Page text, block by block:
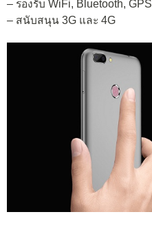
– รองรับ WiFi, Bluetooth, GPS
– สนับสนุน 3G และ 4G